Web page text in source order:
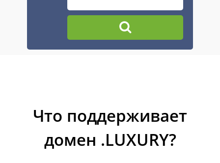
Что поддерживает
домен .LUXURY?